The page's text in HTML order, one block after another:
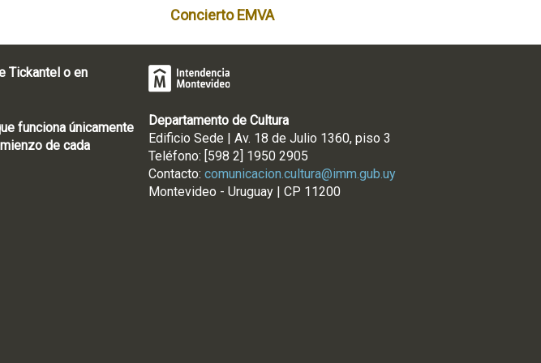
Concierto EMVA
Tickantel o en
funciona únicamente
de cada
8565
Departamento de Cultura
Edificio Sede | Av. 18 de Julio 1360, piso 3
Teléfono: [598 2] 1950 2905
Contacto: comunicacion.cultura@imm.gub.uy
Montevideo - Uruguay | CP 11200